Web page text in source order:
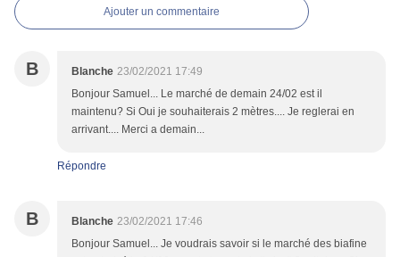
Ajouter un commentaire
B Blanche 23/02/2021 17:49
Bonjour Samuel... Le marché de demain 24/02 est il
maintenu? Si Oui je souhaiterais 2 mètres.... Je reglerai en
arrivant.... Merci a demain...
Répondre
B Blanche 23/02/2021 17:46
Bonjour Samuel... Je voudrais savoir si le marché des biafine